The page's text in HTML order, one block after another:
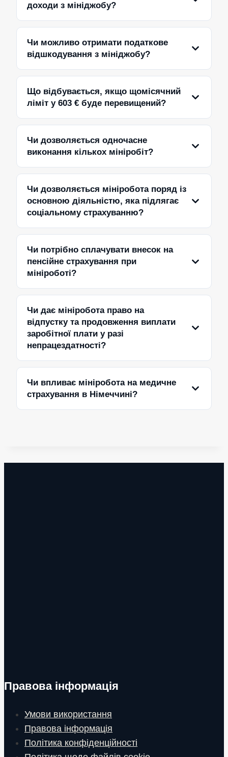
доходи з мініджобу?
Чи можливо отримати податкове
відшкодування з мініджобу?
Що відбувається, якщо щомісячний
ліміт у 603 € буде перевищений?
Чи дозволяється одночасне
виконання кількох мініробіт?
Чи дозволяється мініробота поряд із
основною діяльністю, яка підлягає
соціальному страхуванню?
Чи потрібно сплачувати внесок на
пенсійне страхування при
мініроботі?
Чи дає мініробота право на
відпустку та продовження виплати
заробітної плати у разі
непрацездатності?
Чи впливає мініробота на медичне
страхування в Німеччині?
Правова інформація
Умови використання
Правова інформація
Політика конфіденційності